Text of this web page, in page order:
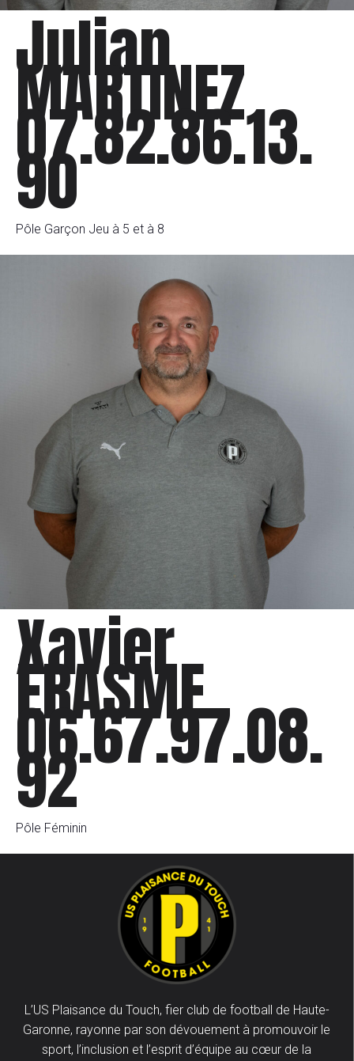
Xavier
ERASME
06.67.97.08.
92
Pôle Féminin
Julian
MARTINEZ
07.82.86.13.
90
Pôle Garçon Jeu à 5 et à 8
L’US Plaisance du Touch, fier club de football de Haute-
Garonne, rayonne par son dévouement à promouvoir le
sport, l’inclusion et l’esprit d’équipe au cœur de la